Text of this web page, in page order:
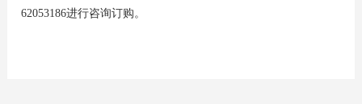
62053186进行咨询订购。